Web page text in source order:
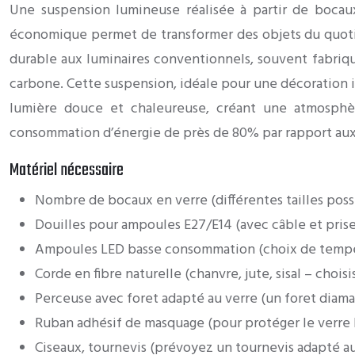
Une suspension lumineuse réalisée à partir de
économique permet de transformer des objets du
durable aux luminaires conventionnels, souvent
carbone. Cette suspension, idéale pour une
lumière douce et chaleureuse, créant une
consommation d’énergie de près de 80% par rapport
Matériel nécessaire
Nombre de bocaux en verre (différentes tailles
Douilles pour ampoules E27/E14 (avec câble et
Ampoules LED basse consommation (choix de
Corde en fibre naturelle (chanvre, jute, sisal –
Perceuse avec foret adapté au verre (un foret
Ruban adhésif de masquage (pour protéger le
Ciseaux, tournevis (prévoyez un tournevis adapté